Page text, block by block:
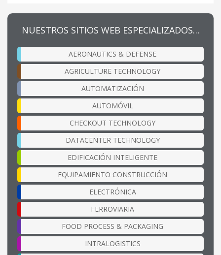
NUESTROS SITIOS WEB ESPECIALIZADOS…
AERONAUTICS & DEFENSE
AGRICULTURE TECHNOLOGY
AUTOMATIZACIÓN
AUTOMÓVIL
CHECKOUT TECHNOLOGY
DATACENTER TECHNOLOGY
EDIFICACIÓN INTELIGENTE
EQUIPAMIENTO CONSTRUCCIÓN
ELECTRÓNICA
FERROVIARIA
FOOD PROCESS & PACKAGING
INTRALOGISTICS